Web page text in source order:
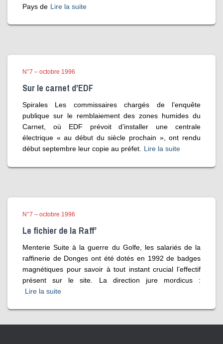
Pays de Lire la suite
N°7 – octobre 1996
Sur le carnet d’EDF
Spirales Les commissaires chargés de l’enquête
publique sur le remblaiement des zones humides du
Carnet, où EDF prévoit d’installer une centrale
électrique « au début du siècle prochain », ont rendu
début septembre leur copie au préfet. Lire la suite
N°7 – octobre 1996
Le fichier de la Raff’
Menterie Suite à la guerre du Golfe, les salariés de la
raffinerie de Donges ont été dotés en 1992 de badges
magnétiques pour savoir à tout instant crucial l’effectif
présent sur le site. La direction jure mordicus :
Lire la suite